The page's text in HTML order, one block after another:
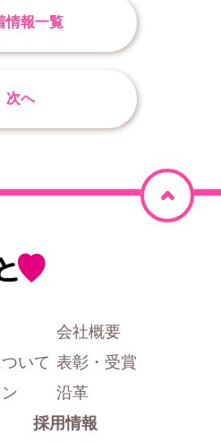
情報一覧
次へ
ペ
ー
いて
会社概要
表彰・受賞
沿革
採用情報